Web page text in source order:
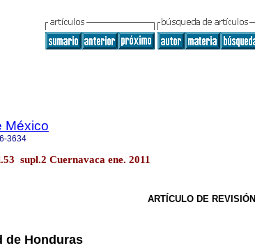
México
3634
supl.2 Cuernavaca ene. 2011
ARTÍCULO DE REVISIÓN
de Honduras